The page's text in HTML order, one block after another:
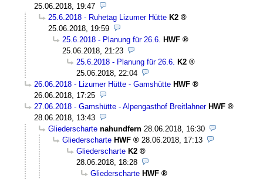
25.06.2018, 19:47
25.6.2018 - Ruhetag Lizumer Hütte K2
25.06.2018, 19:59
25.6.2018 - Planung für 26.6. HWF
25.06.2018, 21:23
25.6.2018 - Planung für 26.6. K2
25.06.2018, 22:04
26.06.2018 - Lizumer Hütte - Gamshütte HWF
26.06.2018, 17:25
27.06.2018 - Gamshütte - Alpengasthof Breitlahner HWF
28.06.2018, 13:43
Gliederscharte nahundfern 28.06.2018, 16:30
Gliederscharte HWF
28.06.2018, 17:13
Gliederscharte K2
28.06.2018, 18:28
Gliederscharte HWF